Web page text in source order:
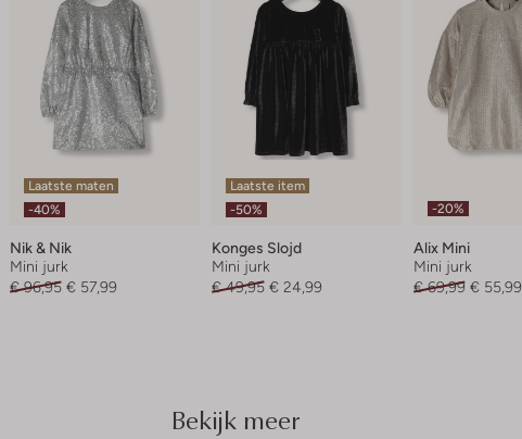
Laatste maten
-40%
Nik & Nik
Mini jurk
€ 96,95 € 57,99
Laatste item
-50%
Konges Slojd
Mini jurk
€ 49,95 € 24,99
-20%
Alix Mini
Mini jurk
€ 69,99 € 55,99
Bekijk meer